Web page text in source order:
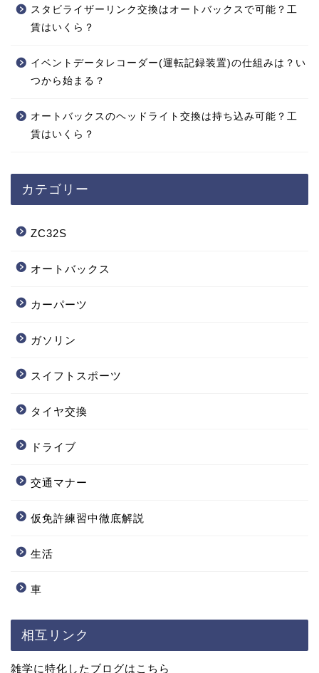
スタビライザーリンク交換はオートバックスで可能？工
賃はいくら？
イベントデータレコーダー(運転記録装置)の仕組みは？い
つから始まる？
オートバックスのヘッドライト交換は持ち込み可能？工
賃はいくら？
カテゴリー
ZC32S
オートバックス
カーパーツ
ガソリン
スイフトスポーツ
タイヤ交換
ドライブ
交通マナー
仮免許練習中徹底解説
生活
車
相互リンク
雑学に特化したブログはこちら